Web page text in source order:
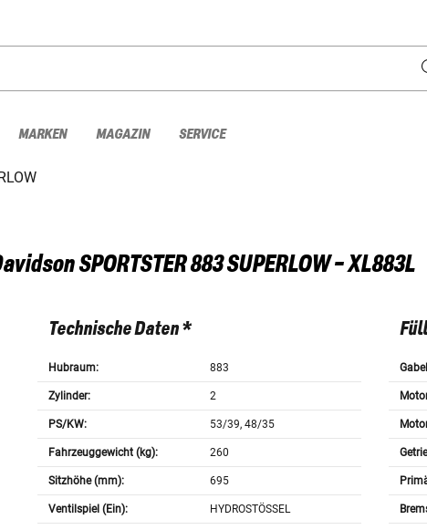
MARKEN MAGAZIN SERVICE
SPORTSTER 883 SUPERLOW - XL883L
Technische Daten *
Hubraum: 883
Zylinder: 2
PS/KW: 53/39, 48/35
Fahrzeuggewicht (kg): 260
Sitzhöhe (mm): 695
Ventilspiel (Ein): HYDROSTÖSSEL